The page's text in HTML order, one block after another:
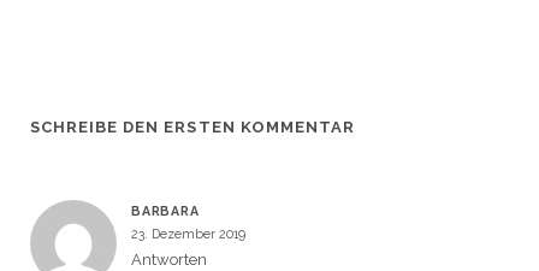
SCHREIBE DEN ERSTEN KOMMENTAR
BARBARA
23. Dezember 2019
Antworten